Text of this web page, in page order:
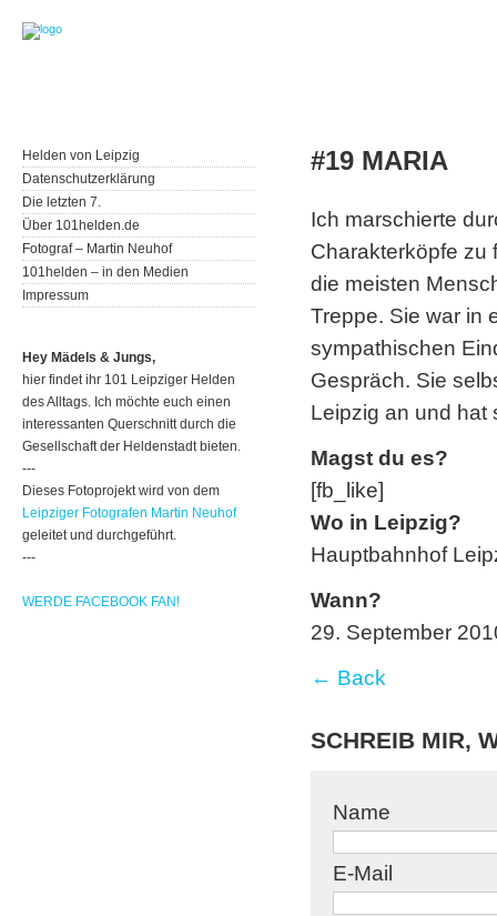
#19 MARIA
Ich marschierte
Charakterköpfe zu
die meisten
Treppe. Sie war in
sympathischen
Gespräch. Sie
Leipzig an und hat
Magst du es?
[fb_like]
Wo in Leipzig?
Hauptbahnhof
Wann?
29. September
← Back
SCHREIB MIR,
Name
E-Mail
Helden von Leipzig
Datenschutzerklärung
Die letzten 7.
Über 101helden.de
Fotograf – Martin Neuhof
101helden – in den Medien
Impressum
Hey Mädels & Jungs,
hier findet ihr 101 Leipziger Helden
des Alltags. Ich möchte euch einen
interessanten Querschnitt durch die
Gesellschaft der Heldenstadt bieten.
---
Dieses Fotoprojekt wird von dem
Leipziger Fotografen Martin Neuhof
geleitet und durchgeführt.
---
WERDE FACEBOOK FAN!